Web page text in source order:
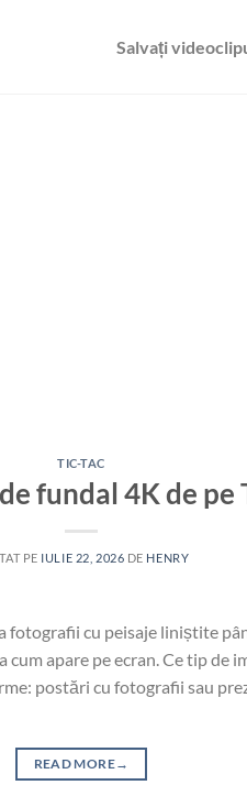
Salvați
TIC-TAC
fundal 4K de
PE IULIE 22, 2026 DE HENRY
fotografii cu peisaje liniștite
apare pe ecran. Ce tip de
postări cu fotografii sau
READ MORE→